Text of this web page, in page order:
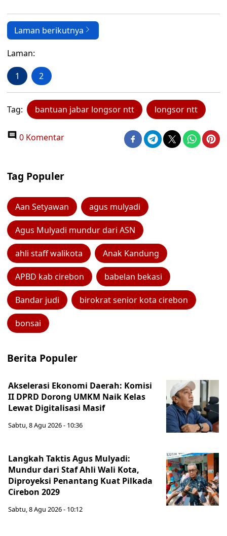
Laman berikutnya
Laman:
1 2
Tag: bantuan jabar longsor ntt longsor ntt
0 Komentar
Tag Populer
Aan Setyawan agus mulyadi
Agus Mulyadi mundur dari ASN
ahli staff walikota Anak Kandung
APBD kab cirebon babelan bekasi
Bandar judi birokrat senior kota cirebon
bonsai
Berita Populer
Akselerasi Ekonomi Daerah: Komisi
II DPRD Dorong UMKM Naik Kelas
Lewat Digitalisasi Masif
Sabtu, 8 Agu 2026 - 10:36
Langkah Taktis Agus Mulyadi:
Mundur dari Staf Ahli Wali Kota,
Diproyeksi Penantang Kuat Pilkada
Cirebon 2029
Sabtu, 8 Agu 2026 - 10:12